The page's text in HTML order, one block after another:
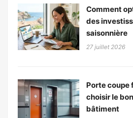
Comment
des
saisonnière
27 juillet 2026
Porte coupe
choisir le
bâtiment